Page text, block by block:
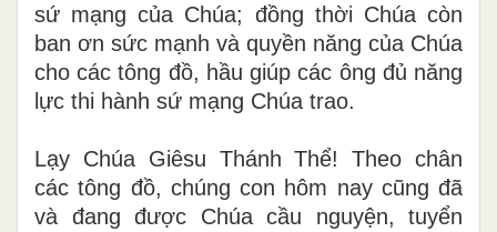
sứ mạng của Chúa; đồng thời Chúa còn
ban ơn sức mạnh và quyền năng của Chúa
cho các tông đồ, hầu giúp các ông đủ năng
lực thi hành sứ mạng Chúa trao.
Lạy Chúa Giêsu Thánh Thể! Theo chân
các tông đồ, chúng con hôm nay cũng đã
và đang được Chúa cầu nguyện, tuyển